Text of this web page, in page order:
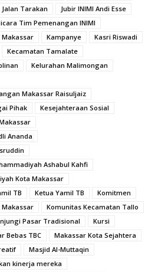
Jalan Tarakan
Jubir INIMI Andi Esse
Tim Pemenangan INIMI
Makassar
Kampanye
Kasri Riswadi
Kecamatan Tamalate
Kelurahan Malimongan
Makassar Raisuljaiz
Pihak
Kesejahteraan Sosial
Ananda
Ashabul Kahfi
Kota Makassar
TB
Ketua Yamil TB
Komitmen
Komunitas Kecamatan Tallo
Pasar Tradisional
Kursi
Bebas TBC
Makassar Kota Sejahtera
Masjid Al-Muttaqin
kinerja mereka